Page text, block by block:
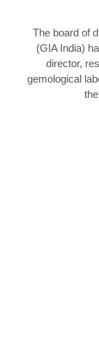
The board of
(GIA India)
director,
gemological